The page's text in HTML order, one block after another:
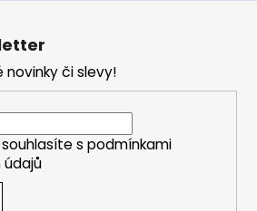
novinky či slevy!
s podmínkami
údajů